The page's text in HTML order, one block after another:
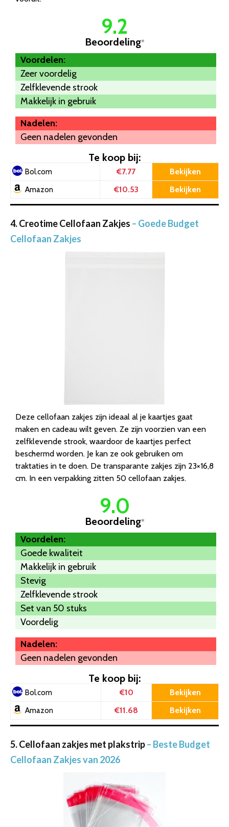
9.2
Beoordeling*
Voordelen:
Zeer voordelig
Zelfklevende strook
Makkelijk in gebruik
Nadelen:
Geen nadelen gevonden
Te koop bij:
Bol.com €7.77 Bekijken
Amazon €10.53 Bekijken
4. Creotime Cellofaan Zakjes – Goede Budget
Cellofaan Zakjes
Deze cellofaan zakjes zijn ideaal al je kaartjes gaat
maken en cadeau wilt geven. Ze zijn voorzien van een
zelfklevende strook, waardoor de kaartjes perfect
beschermd worden. Je kan ze ook gebruiken om
traktaties in te doen. De transparante zakjes zijn 23×16,8
cm. In een verpakking zitten 50 cellofaan zakjes.
9.0
Beoordeling*
Voordelen:
Goede kwaliteit
Makkelijk in gebruik
Stevig
Zelfklevende strook
Set van 50 stuks
Voordelig
Nadelen:
Geen nadelen gevonden
Te koop bij:
Bol.com €10 Bekijken
Amazon €11.68 Bekijken
5. Cellofaan zakjes met plakstrip– Beste Budget
Cellofaan Zakjes van 2026